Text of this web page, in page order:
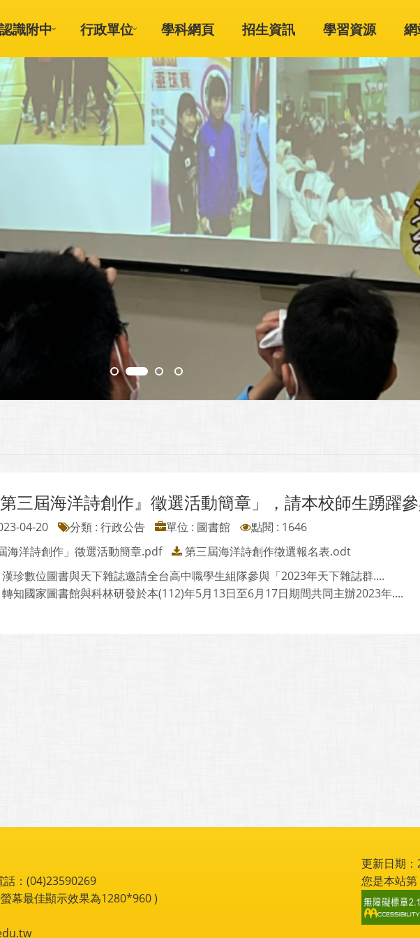
認識附中 行政單位 學科網頁 招生資訊 學習資源
三屆海洋詩創作』徵選活動簡章」，請本校師生踴躍參
04-20 分類 : 行政公告 單位 : 圖書館
點閱 : 1646
海洋詩創作」徵選活動簡章.pdf
第三屆海洋詩創作徵選報名表.odt
漢珍數位圖書與天下雜誌邀請全台高中職學生組隊參與「2023年天下雜誌群....
轉知國家圖書館與科林研發於本(112)年5月13日至6月17日期間共同主辦2023年....
：(04)23590269
幕最佳顯示效果為1280*960 )
更新日期
您是本站第